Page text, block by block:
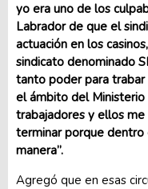
yo era uno de los
Labrador de que el
actuación en los
sindicato denominado
tanto poder para trabar
el ámbito del Ministerio
trabajadores y ellos
terminar porque
manera”.
Agregó que en esas